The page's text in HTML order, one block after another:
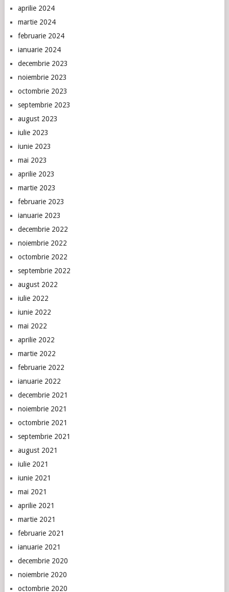
aprilie 2024
martie 2024
februarie 2024
ianuarie 2024
decembrie 2023
noiembrie 2023
octombrie 2023
septembrie 2023
august 2023
iulie 2023
iunie 2023
mai 2023
aprilie 2023
martie 2023
februarie 2023
ianuarie 2023
decembrie 2022
noiembrie 2022
octombrie 2022
septembrie 2022
august 2022
iulie 2022
iunie 2022
mai 2022
aprilie 2022
martie 2022
februarie 2022
ianuarie 2022
decembrie 2021
noiembrie 2021
octombrie 2021
septembrie 2021
august 2021
iulie 2021
iunie 2021
mai 2021
aprilie 2021
martie 2021
februarie 2021
ianuarie 2021
decembrie 2020
noiembrie 2020
octombrie 2020